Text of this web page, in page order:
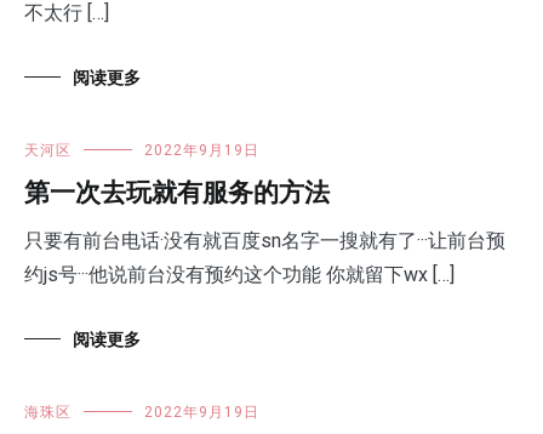
不太行 […]
阅读更多
天河区 2022年9月19日
第一次去玩就有服务的方法
只要有前台电话·没有就百度sn名字一搜就有了···让前台预
约js号···他说前台没有预约这个功能 你就留下wx […]
阅读更多
海珠区 2022年9月19日